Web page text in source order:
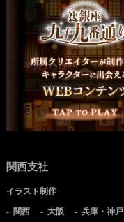
関西支社
イラスト制作
関西 大阪 兵庫・神戸